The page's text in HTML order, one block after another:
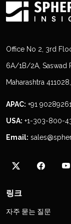
Office No 2, 3rd
6A/1B/2A, Saswad
Maharashtra
APAC: +91
USA: +1-303-800-
Email:
링크
자주 묻는 질문